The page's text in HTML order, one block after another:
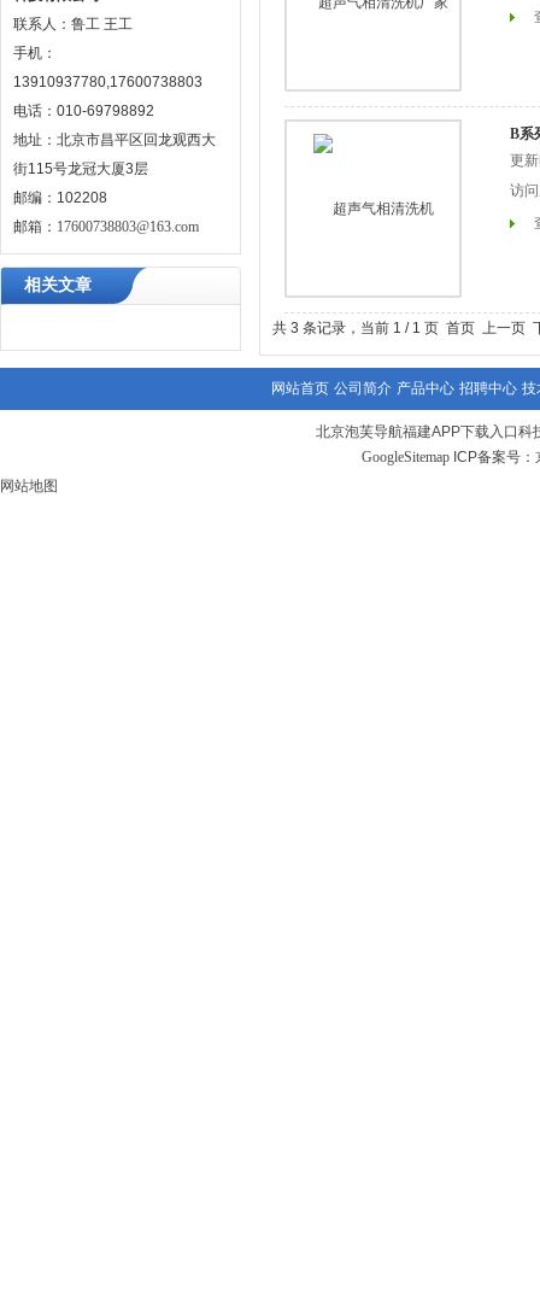
联系人：鲁工 王工
手机：
13910937780,17600738803
电话：010-69798892
地址：北京市昌平区回龙观西大
街115号龙冠大厦3层
邮编：102208
邮箱： 17600738803@163.com
相关文章
B系
更新
访问
共 3 条记录，当前 1 / 1 页 首页 上一
网站首页 公司简介 产品中心 招聘中心 技
北京泡芙导航福建APP下载入口科
GoogleSitemap ICP备案号：
网站地图